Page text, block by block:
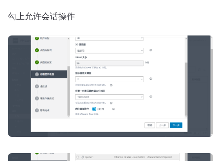
勾上允许会话操作